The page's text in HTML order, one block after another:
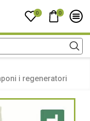
0 0
i regeneratori